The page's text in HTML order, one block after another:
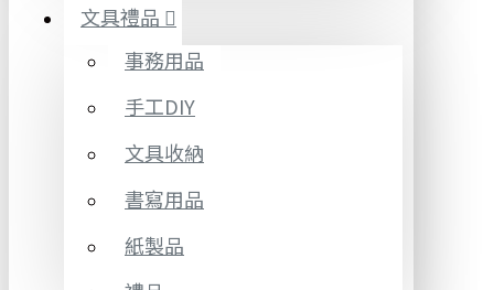
文具禮品
事務用品
手工DIY
文具收納
書寫用品
紙製品